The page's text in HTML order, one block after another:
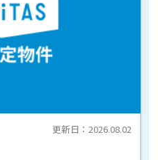
更新日：2026.08.02